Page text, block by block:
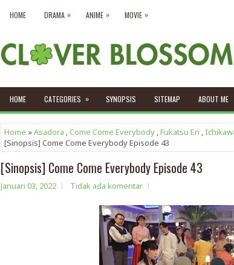
HOME DRAMA » ANIME » MOVIE »
HOME CATEGORIES » SYNOPSIS SITEMAP ABOUT ME
Home »Asadora ,Come Come Everybody ,Fukatsu Eri ,
[Sinopsis] Come Come Everybody Episode 43
[Sinopsis] Come Come Everybody Episode 43
Januari 03, 2022 Tidak ada komentar